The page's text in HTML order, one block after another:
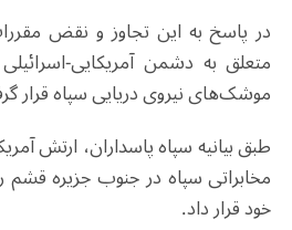
در پاسخ به این تجاوز و نقض
متعلق به دشمن آمریکایی-
موشک‌های نیروی دریایی سپاه قرار
طبق بیانیه سپاه پاسداران، ارتش
مخابراتی سپاه در جنوب جزیره قشم
خود قرار داد.